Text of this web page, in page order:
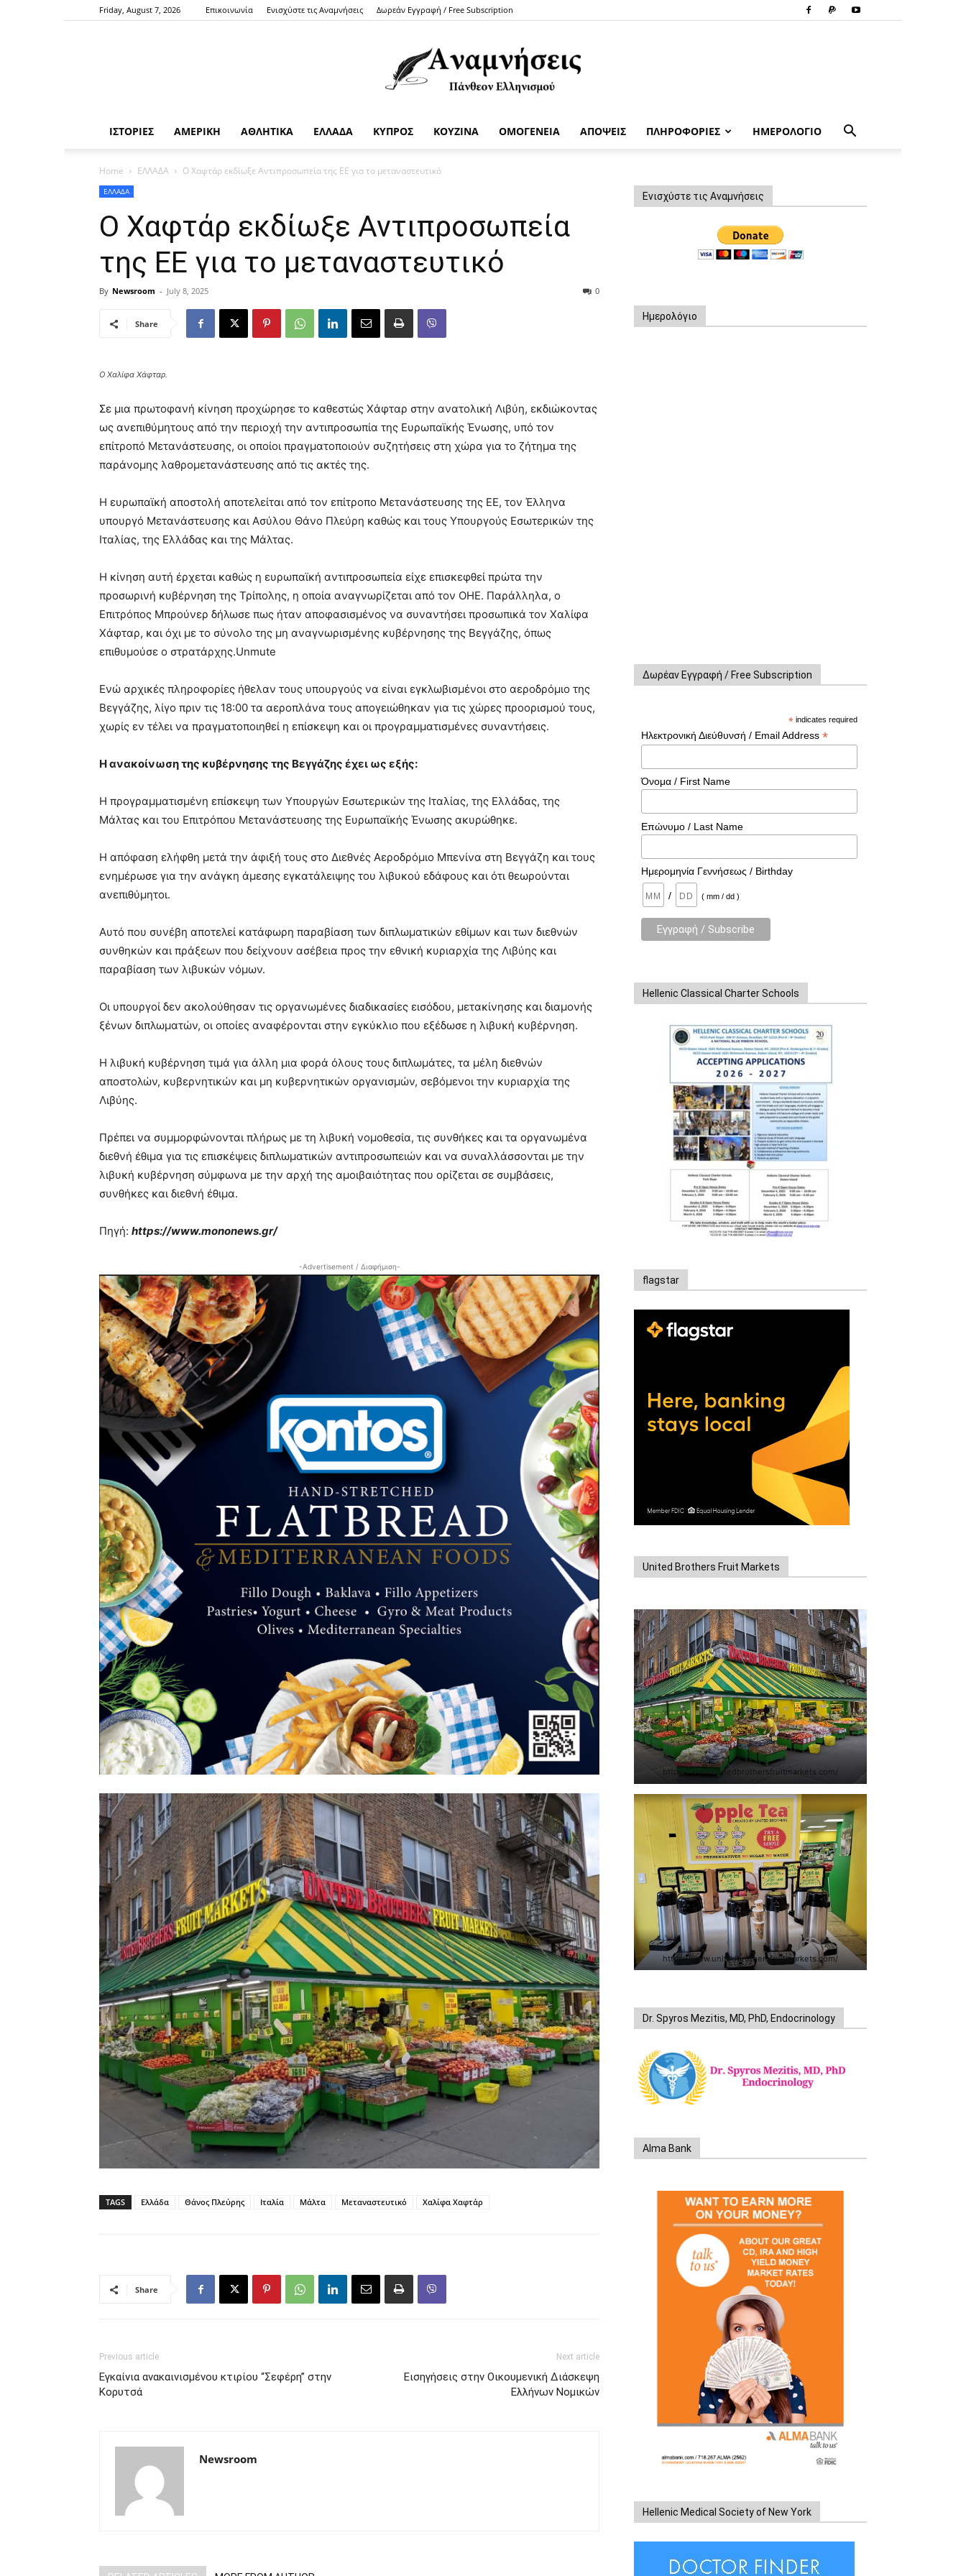
Friday, August 7, 2026 Επικοινωνία Ενισχύστε τις Αναμνήσεις Δωρεάν Εγγραφή / Free Subscription
ΙΣΤΟΡΙΕΣ ΑΜΕΡΙΚΗ ΑΘΛΗΤΙΚΑ ΕΛΛΑΔΑ ΚΥΠΡΟΣ ΚΟΥΖΙΝΑ ΟΜΟΓΕΝΕΙΑ ΑΠΟΨΕΙΣ ΠΛΗΡΟΦΟΡΙΕΣ ΗΜΕΡΟΛΟΓΙΟ
Home ΕΛΛΑΔΑ Ο Χαφτάρ εκδίωξε Αντιπροσωπεία της ΕΕ για το μεταναστευτικό
ΕΛΛΑΔΑ
Ο Χαφτάρ εκδίωξε Αντιπροσωπεία
της ΕΕ για το μεταναστευτικό
By Newsroom - July 8, 2025 0
Share
Ο Χαλίφα Χάφταρ.
Σε μια πρωτοφανή κίνηση προχώρησε το καθεστώς Χάφταρ στην ανατολική Λιβύη, εκδιώκοντας
ως ανεπιθύμητους από την περιοχή την αντιπροσωπία της Ευρωπαϊκής Ένωσης, υπό τον
επίτροπό Μετανάστευσης, οι οποίοι πραγματοποιούν συζητήσεις στη χώρα για το ζήτημα της
παράνομης λαθρομετανάστευσης από τις ακτές της.
Η ευρωπαϊκή αποστολή αποτελείται από τον επίτροπο Μετανάστευσης της ΕΕ, τον Έλληνα
υπουργό Μετανάστευσης και Ασύλου Θάνο Πλεύρη καθώς και τους Υπουργούς Εσωτερικών της
Ιταλίας, της Ελλάδας και της Μάλτας.
Η κίνηση αυτή έρχεται καθώς η ευρωπαϊκή αντιπροσωπεία είχε επισκεφθεί πρώτα την
προσωρινή κυβέρνηση της Τρίπολης, η οποία αναγνωρίζεται από τον ΟΗΕ. Παράλληλα, o
Επιτρόπος Μπρούνερ δήλωσε πως ήταν αποφασισμένος να συναντήσει προσωπικά τον Χαλίφα
Χάφταρ, και όχι με το σύνολο της μη αναγνωρισμένης κυβέρνησης της Βεγγάζης, όπως
επιθυμούσε ο στρατάρχης.Unmute
Ενώ αρχικές πληροφορίες ήθελαν τους υπουργούς να είναι εγκλωβισμένοι στο αεροδρόμιο της
Βεγγάζης, λίγο πριν τις 18:00 τα αεροπλάνα τους απογειώθηκαν για τις χώρες προορισμού τους,
χωρίς εν τέλει να πραγματοποιηθεί η επίσκεψη και οι προγραμματισμένες συναντήσεις.
Η ανακοίνωση της κυβέρνησης της Βεγγάζης έχει ως εξής:
Η προγραμματισμένη επίσκεψη των Υπουργών Εσωτερικών της Ιταλίας, της Ελλάδας, της
Μάλτας και του Επιτρόπου Μετανάστευσης της Ευρωπαϊκής Ένωσης ακυρώθηκε.
Η απόφαση ελήφθη μετά την άφιξή τους στο Διεθνές Αεροδρόμιο Μπενίνα στη Βεγγάζη και τους
ενημέρωσε για την ανάγκη άμεσης εγκατάλειψης του λιβυκού εδάφους και ότι θεωρούνται
ανεπιθύμητοι.
Αυτό που συνέβη αποτελεί κατάφωρη παραβίαση των διπλωματικών εθίμων και των διεθνών
συνθηκών και πράξεων που δείχνουν ασέβεια προς την εθνική κυριαρχία της Λιβύης και
παραβίαση των λιβυκών νόμων.
Οι υπουργοί δεν ακολούθησαν τις οργανωμένες διαδικασίες εισόδου, μετακίνησης και διαμονής
ξένων διπλωματών, οι οποίες αναφέρονται στην εγκύκλιο που εξέδωσε η λιβυκή κυβέρνηση.
Η λιβυκή κυβέρνηση τιμά για άλλη μια φορά όλους τους διπλωμάτες, τα μέλη διεθνών
αποστολών, κυβερνητικών και μη κυβερνητικών οργανισμών, σεβόμενοι την κυριαρχία της
Λιβύης.
Πρέπει να συμμορφώνονται πλήρως με τη λιβυκή νομοθεσία, τις συνθήκες και τα οργανωμένα
διεθνή έθιμα για τις επισκέψεις διπλωματικών αντιπροσωπειών και να συναλλάσσονται με την
λιβυκή κυβέρνηση σύμφωνα με την αρχή της αμοιβαιότητας που ορίζεται σε συμβάσεις,
συνθήκες και διεθνή έθιμα.
Πηγή: https://www.mononews.gr/
-Advertisement / Διαφήμιση-
TAGS Ελλάδα Θάνος Πλεύρης Ιταλία Μάλτα Μεταναστευτικό Χαλίφα Χαφτάρ
Share
Previous article
Εγκαίνια ανακαινισμένου κτιρίου “Σεφέρη” στην
Κορυτσά
Next article
Εισηγήσεις στην Οικουμενική Διάσκεψη
Ελλήνων Νομικών
Newsroom
Ενισχύστε τις Αναμνήσεις
Ημερολόγιο
Δωρέαν Εγγραφή / Free Subscription
* indicates required
Ηλεκτρονική Διεύθυνσή / Email Address *
Όνομα / First Name
Επώνυμο / Last Name
Ημερομηνία Γεννήσεως / Birthday
/ ( mm / dd )
Hellenic Classical Charter Schools
flagstar
United Brothers Fruit Markets
https://www.unitedbrothersfruitmarkets.com/
https://www.unitedbrothersfruitmarkets.com/
Dr. Spyros Mezitis, MD, PhD, Endocrinology
Alma Bank
Hellenic Medical Society of New York